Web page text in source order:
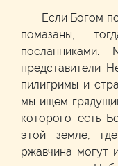
Если Богом
помазаны,
представители
пилигримы и
мы ищем
которого есть
этой земле,
ржавчина могут